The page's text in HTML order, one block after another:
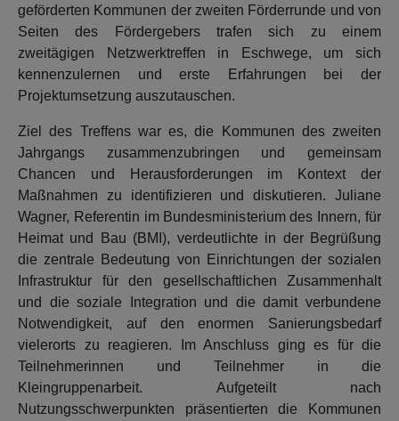
geförderten Kommunen der zweiten Förderrunde und von
Seiten des Fördergebers trafen sich zu einem
zweitägigen Netzwerktreffen in Eschwege, um sich
kennenzulernen und erste Erfahrungen bei der
Projektumsetzung auszutauschen.
Ziel des Treffens war es, die Kommunen des zweiten
Jahrgangs zusammenzubringen und gemeinsam
Chancen und Herausforderungen im Kontext der
Maßnahmen zu identifizieren und diskutieren. Juliane
Wagner, Referentin im Bundesministerium des Innern, für
Heimat und Bau (BMI), verdeutlichte in der Begrüßung
die zentrale Bedeutung von Einrichtungen der sozialen
Infrastruktur für den gesellschaftlichen Zusammenhalt
und die soziale Integration und die damit verbundene
Notwendigkeit, auf den enormen Sanierungsbedarf
vielerorts zu reagieren. Im Anschluss ging es für die
Teilnehmerinnen und Teilnehmer in die
Kleingruppenarbeit. Aufgeteilt nach
Nutzungsschwerpunkten präsentierten die Kommunen